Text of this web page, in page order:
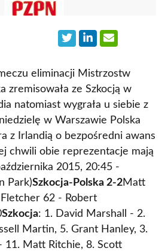
eliminacji Mistrzostw
zremisowała ze Szkocją w
natomiast wygrała u siebie z
w Warszawie Polska
z Irlandią o bezpośredni awans
chwili obie reprezentacje mają
2015, 20:45 -
Park)Szkocja-Polska 2-2Matt
62 - Robert
Szkocja: 1. David Marshall - 2.
Martin, 5. Grant Hanley, 3.
11. Matt Ritchie, 8. Scott